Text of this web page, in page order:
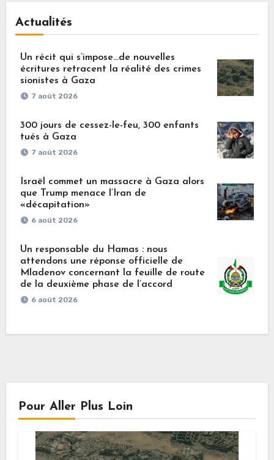
Actualités
Un récit qui s’impose…de nouvelles
écritures retracent la réalité des crimes
sionistes à Gaza
7 août 2026
300 jours de cessez-le-feu, 300 enfants
tués à Gaza
7 août 2026
Israël commet un massacre à Gaza alors
que Trump menace l’Iran de
«décapitation»
6 août 2026
Un responsable du Hamas : nous
attendons une réponse officielle de
Mladenov concernant la feuille de route
de la deuxième phase de l’accord
6 août 2026
Pour Aller Plus Loin